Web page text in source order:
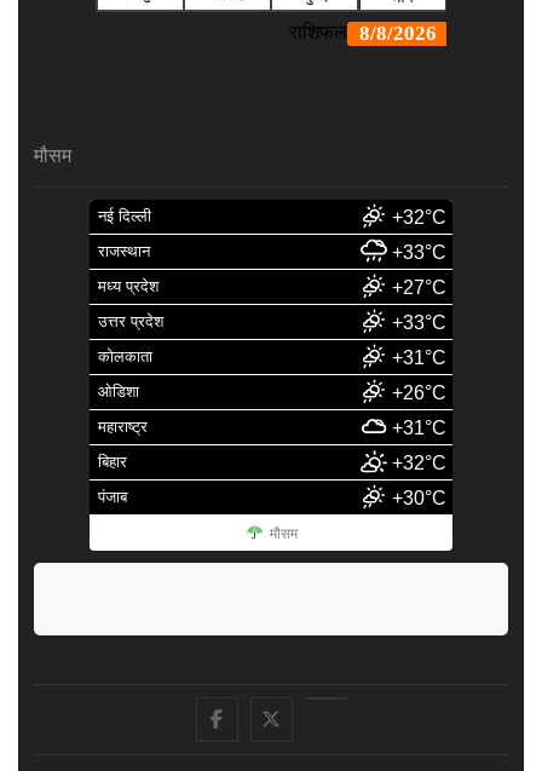
मौसम
नई दिल्ली +32°C
राजस्थान +33°C
मध्य प्रदेश +27°C
उत्तर प्रदेश +33°C
कोलकाता +31°C
ओडिशा +26°C
महाराष्ट्र +31°C
बिहार +32°C
पंजाब +30°C
मौसम
facebook